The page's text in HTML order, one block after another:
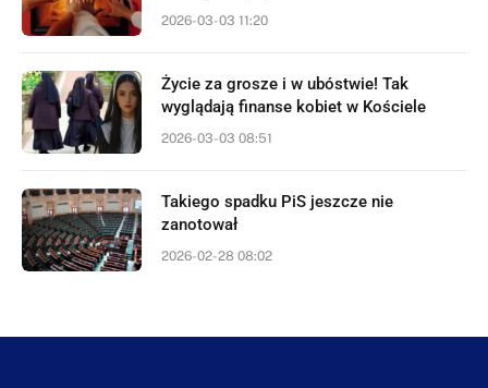
2026-03-03 11:20
Życie za grosze i w ubóstwie! Tak
wyglądają finanse kobiet w Kościele
2026-03-03 08:51
Takiego spadku PiS jeszcze nie
zanotował
2026-02-28 08:02